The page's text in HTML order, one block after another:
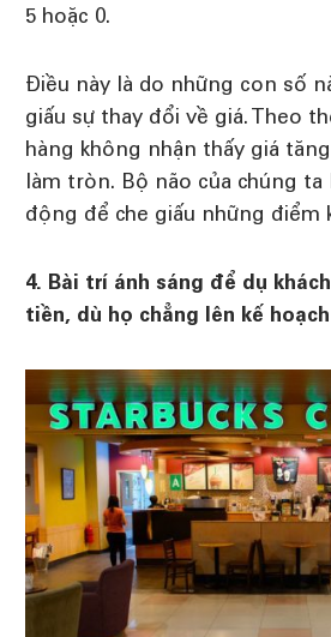
5 hoặc 0.
Điều này là do những con số
giấu sự thay đổi về giá. Theo
hàng không nhận thấy giá
làm tròn. Bộ não của chúng
động để che giấu những điểm
4. Bài trí ánh sáng để dụ
tiền, dù họ chẳng lên kế